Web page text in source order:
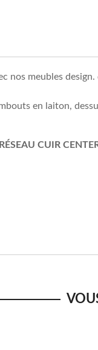
nos meubles
en laiton,
CUIR